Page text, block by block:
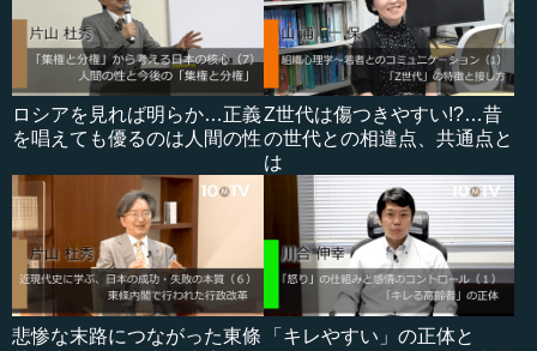
ロシアを見れば明らか…正義
を唱えても優るのは人間の性
Z世代は傷つきやすい!?…昔
の世代との相違点、共通点と
は
悲惨な末路につながった東條
「キレやすい」の正体と